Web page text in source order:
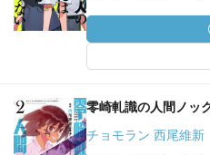
零崎軋識の人間ノッ
チョモラン 西尾維新